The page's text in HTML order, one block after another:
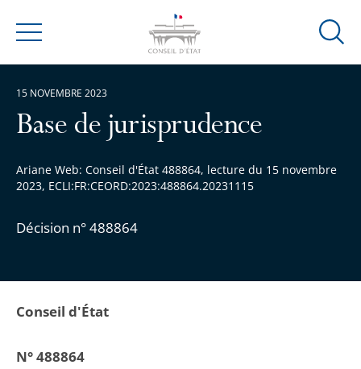
Menu
Ouvrir
Base de jurisprudence
Ariane Web: Conseil d'État 488864, lecture du 15 novembre
2023, ECLI:FR:CEORD:2023:488864.20231115
Décision n° 488864
15 NOVEMBRE 2023
Conseil d'État
N° 488864